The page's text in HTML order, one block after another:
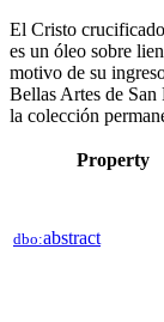
El Cristo
es un óleo sobre
motivo de su
Bellas Artes de
la colección
Property
dbo:abstract